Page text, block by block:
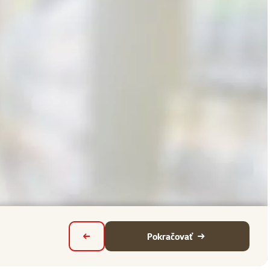
Pokračovať
Späť